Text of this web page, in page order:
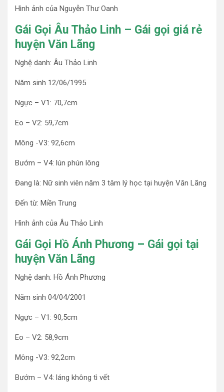
Hình ảnh của Nguyễn Thư Oanh
Gái Gọi Âu Thảo Linh – Gái gọi giá rẻ
huyện Văn Lãng
Nghệ danh: Âu Thảo Linh
Năm sinh 12/06/1995
Ngực – V1: 70,7cm
Eo – V2: 59,7cm
Mông -V3: 92,6cm
Bướm – V4: lún phún lông
Đang là: Nữ sinh viên năm 3 tâm lý học tại huyện Văn Lãng
Đến từ: Miền Trung
Hình ảnh của Âu Thảo Linh
Gái Gọi Hồ Ánh Phương – Gái gọi tại
huyện Văn Lãng
Nghệ danh: Hồ Ánh Phương
Năm sinh 04/04/2001
Ngực – V1: 90,5cm
Eo – V2: 58,9cm
Mông -V3: 92,2cm
Bướm – V4: láng không tì vết